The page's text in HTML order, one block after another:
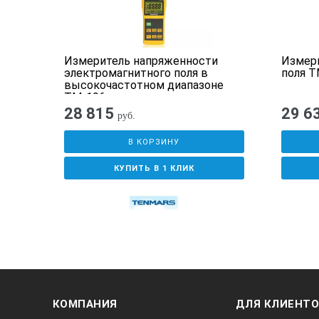
Измеритель напряженности
электромагнитного поля в
высокочастотном диапазоне
TM-196
28 815 руб.
В КОРЗИНУ
КУПИТЬ В 1 КЛИК
поля
29
КОМПАНИЯ ДЛЯ